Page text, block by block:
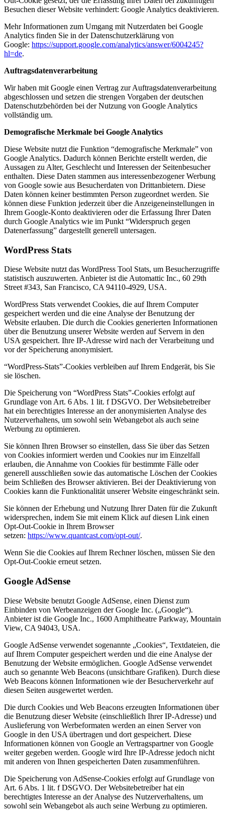
Besuchen dieser Website verhindert: Google Analytics deaktivieren.
Mehr Informationen zum Umgang mit Nutzerdaten bei Google
Analytics finden Sie in der Datenschutzerklärung von
Google: https://support.google.com/analytics/answer/6004245?
hl=de.
Auftragsdatenverarbeitung
Wir haben mit Google einen Vertrag zur Auftragsdatenverarbeitung
abgeschlossen und setzen die strengen Vorgaben der deutschen
Datenschutzbehörden bei der Nutzung von Google Analytics
vollständig um.
Demografische Merkmale bei Google Analytics
Diese Website nutzt die Funktion “demografische Merkmale” von
Google Analytics. Dadurch können Berichte erstellt werden, die
Aussagen zu Alter, Geschlecht und Interessen der Seitenbesucher
enthalten. Diese Daten stammen aus interessenbezogener Werbung
von Google sowie aus Besucherdaten von Drittanbietern. Diese
Daten können keiner bestimmten Person zugeordnet werden. Sie
können diese Funktion jederzeit über die Anzeigeneinstellungen in
Ihrem Google-Konto deaktivieren oder die Erfassung Ihrer Daten
durch Google Analytics wie im Punkt “Widerspruch gegen
Datenerfassung” dargestellt generell untersagen.
WordPress Stats
Diese Website nutzt das WordPress Tool Stats, um Besucherzugriffe
statistisch auszuwerten. Anbieter ist die Automattic Inc., 60 29th
Street #343, San Francisco, CA 94110-4929, USA.
WordPress Stats verwendet Cookies, die auf Ihrem Computer
gespeichert werden und die eine Analyse der Benutzung der
Website erlauben. Die durch die Cookies generierten Informationen
über die Benutzung unserer Website werden auf Servern in den
USA gespeichert. Ihre IP-Adresse wird nach der Verarbeitung und
vor der Speicherung anonymisiert.
“WordPress-Stats”-Cookies verbleiben auf Ihrem Endgerät, bis Sie
sie löschen.
Die Speicherung von “WordPress Stats”-Cookies erfolgt auf
Grundlage von Art. 6 Abs. 1 lit. f DSGVO. Der Websitebetreiber
hat ein berechtigtes Interesse an der anonymisierten Analyse des
Nutzerverhaltens, um sowohl sein Webangebot als auch seine
Werbung zu optimieren.
Sie können Ihren Browser so einstellen, dass Sie über das Setzen
von Cookies informiert werden und Cookies nur im Einzelfall
erlauben, die Annahme von Cookies für bestimmte Fälle oder
generell ausschließen sowie das automatische Löschen der Cookies
beim Schließen des Browser aktivieren. Bei der Deaktivierung von
Cookies kann die Funktionalität unserer Website eingeschränkt sein.
Sie können der Erhebung und Nutzung Ihrer Daten für die Zukunft
widersprechen, indem Sie mit einem Klick auf diesen Link einen
Opt-Out-Cookie in Ihrem Browser
setzen: https://www.quantcast.com/opt-out/.
Wenn Sie die Cookies auf Ihrem Rechner löschen, müssen Sie den
Opt-Out-Cookie erneut setzen.
Google AdSense
Diese Website benutzt Google AdSense, einen Dienst zum
Einbinden von Werbeanzeigen der Google Inc. („Google“).
Anbieter ist die Google Inc., 1600 Amphitheatre Parkway, Mountain
View, CA 94043, USA.
Google AdSense verwendet sogenannte „Cookies“, Textdateien, die
auf Ihrem Computer gespeichert werden und die eine Analyse der
Benutzung der Website ermöglichen. Google AdSense verwendet
auch so genannte Web Beacons (unsichtbare Grafiken). Durch diese
Web Beacons können Informationen wie der Besucherverkehr auf
diesen Seiten ausgewertet werden.
Die durch Cookies und Web Beacons erzeugten Informationen über
die Benutzung dieser Website (einschließlich Ihrer IP-Adresse) und
Auslieferung von Werbeformaten werden an einen Server von
Google in den USA übertragen und dort gespeichert. Diese
Informationen können von Google an Vertragspartner von Google
weiter gegeben werden. Google wird Ihre IP-Adresse jedoch nicht
mit anderen von Ihnen gespeicherten Daten zusammenführen.
Die Speicherung von AdSense-Cookies erfolgt auf Grundlage von
Art. 6 Abs. 1 lit. f DSGVO. Der Websitebetreiber hat ein
berechtigtes Interesse an der Analyse des Nutzerverhaltens, um
sowohl sein Webangebot als auch seine Werbung zu optimieren.